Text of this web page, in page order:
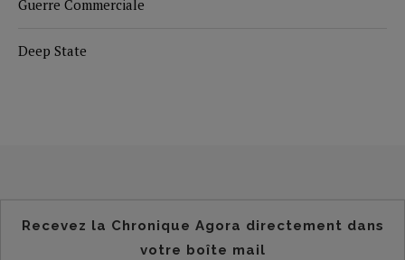
Guerre Commerciale
Deep State
Recevez la Chronique Agora directement dans
votre boîte mail